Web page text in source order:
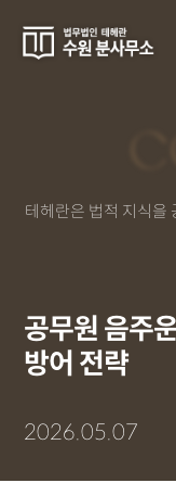
테헤란은 법적 지식을
공무원 음주
방어 전략
2026.05.07